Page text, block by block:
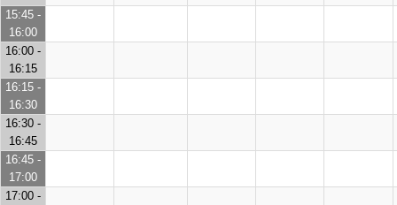
15:45 -
16:00
16:00 -
16:15
16:15 -
16:30
16:30 -
16:45
16:45 -
17:00
17:00 -